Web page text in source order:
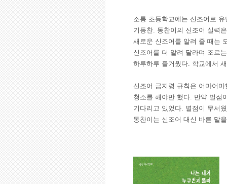
소통 초등학교에는 신조어로
기동찬. 동찬이의 신조어 실력
새로운 신조어를 알려 줄 때는
신조어를 더 알려 달라며 조르
하루하루 즐거웠다. 학교에서
신조어 금지령 규칙은 어마어
청소를 해야만 했다. 만약 벌점
기다리고 있었다. 별점이 무서
동찬이는 신조어 대신 바른 말